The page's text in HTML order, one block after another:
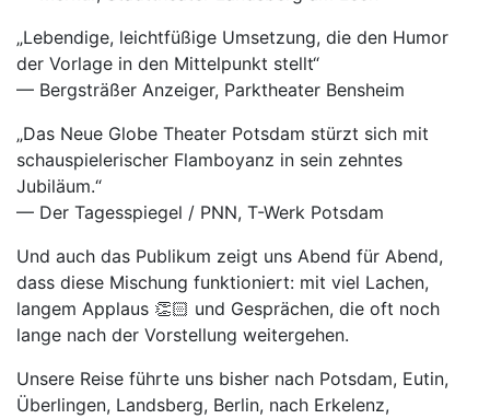
„Lebendige, leichtfüßige Umsetzung, die den Humor
der Vorlage in den Mittelpunkt stellt“
— Bergsträßer Anzeiger, Parktheater Bensheim
„Das Neue Globe Theater Potsdam stürzt sich mit
schauspielerischer Flamboyanz in sein zehntes
Jubiläum.“
— Der Tagesspiegel / PNN, T-Werk Potsdam
Und auch das Publikum zeigt uns Abend für Abend,
dass diese Mischung funktioniert: mit viel Lachen,
langem Applaus 👏🏻 und Gesprächen, die oft noch
lange nach der Vorstellung weitergehen.
Unsere Reise führte uns bisher nach Potsdam, Eutin,
Überlingen, Landsberg, Berlin, nach Erkelenz,